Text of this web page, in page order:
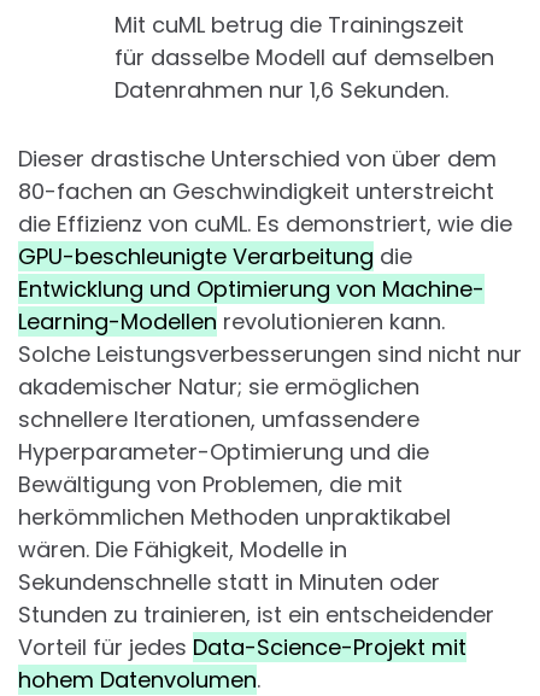
Mit cuML betrug die Trainingszeit
für dasselbe Modell auf demselben
Datenrahmen nur 1,6 Sekunden.
Dieser drastische Unterschied von über dem
80-fachen an Geschwindigkeit unterstreicht
die Effizienz von cuML. Es demonstriert, wie die
GPU-beschleunigte Verarbeitung die
Entwicklung und Optimierung von Machine-
Learning-Modellen revolutionieren kann.
Solche Leistungsverbesserungen sind nicht nur
akademischer Natur; sie ermöglichen
schnellere Iterationen, umfassendere
Hyperparameter-Optimierung und die
Bewältigung von Problemen, die mit
herkömmlichen Methoden unpraktikabel
wären. Die Fähigkeit, Modelle in
Sekundenschnelle statt in Minuten oder
Stunden zu trainieren, ist ein entscheidender
Vorteil für jedes Data-Science-Projekt mit
hohem Datenvolumen.